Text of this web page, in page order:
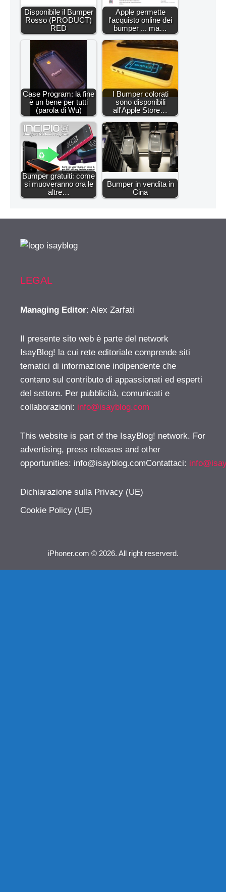
Disponibile il Bumper
Rosso (PRODUCT)
RED
Apple permette
l'acquisto online dei
bumper ... ma…
Case Program: la fine
è un bene per tutti
(parola di Wu)
I Bumper colorati
sono disponibili
all'Apple Store…
Bumper gratuiti: come
si muoveranno ora le
altre…
Bumper in vendita in
Cina
LEGAL
Managing Editor: Alex Zarfati
Il presente sito web è parte del network
IsayBlog! la cui rete editoriale comprende siti
tematici di informazione indipendente che
contano sul contributo di appassionati ed esperti
del settore. Per pubblicità, comunicati e
collaborazioni: info@isayblog.com
This website is part of the IsayBlog! network. For
advertising, press releases and other
opportunities: info@isayblog.comContattaci:
Dichiarazione sulla Privacy (UE)
Cookie Policy (UE)
iPhoner.com © 2026. All right reserverd.